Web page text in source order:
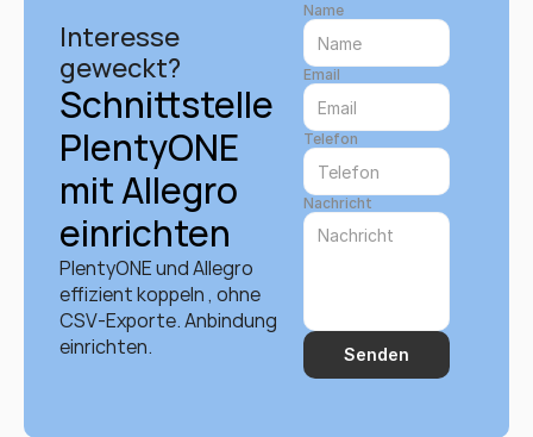
Interesse
geweckt?
Schnittstelle
PlentyONE
mit Allegro
einrichten
PlentyONE und Allegro
effizient koppeln , ohne
CSV-Exporte. Anbindung
einrichten.
Name
Email
Telefon
Nachricht
Senden